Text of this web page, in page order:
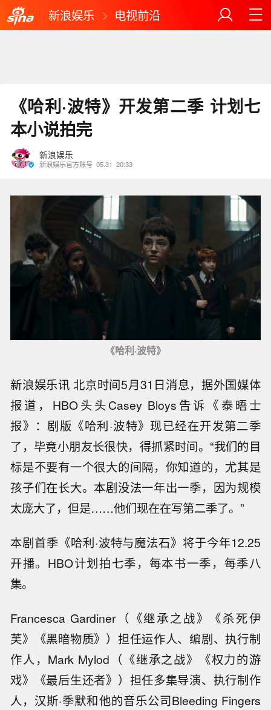
新浪娱乐 电视前沿
《哈利·波特》开发第二季 计划七
本小说拍完
新浪娱乐
新浪娱乐官方账号 05.31 20:33
《哈利·波特》
新浪娱乐讯 北京时间5月31日消息，据外国媒体
报道，HBO头头Casey Bloys告诉《泰晤士
报》：剧版《哈利·波特》现已经在开发第二季
了，毕竟小朋友长很快，得抓紧时间。“我们的目
标是不要有一个很大的间隔，你知道的，尤其是
孩子们在长大。本剧没法一年出一季，因为规模
太庞大了，但是……他们现在在写第二季了。”
本剧首季《哈利·波特与魔法石》将于今年12.25
开播。HBO计划拍七季，每本书一季，每季八
集。
Francesca Gardiner（《继承之战》《杀死伊
芙》《黑暗物质》）担任运作人、编剧、执行制
作人，Mark Mylod（《继承之战》《权力的游
戏》《最后生还者》）担任多集导演、执行制作
人，汉斯·季默和他的音乐公司Bleeding Fingers